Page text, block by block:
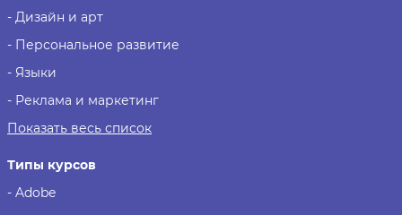
- Дизайн и арт
- Персональное развитие
- Языки
- Реклама и маркетинг
Показать весь список
Типы курсов
- Adobe